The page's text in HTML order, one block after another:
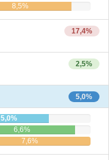
8,5%
17,4%
2,5%
5,0%
5,0%
6,6%
7,6%